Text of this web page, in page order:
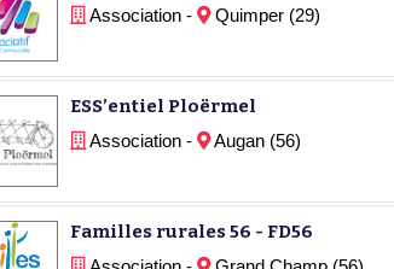
Association - Quimper (29)
ESS’entiel Ploërmel
Association - Augan (56)
Familles rurales 56 - FD56